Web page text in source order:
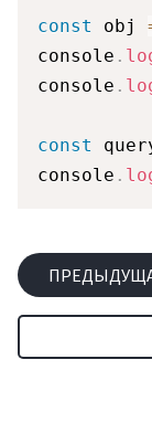
const obj
console .
console .
const
console .